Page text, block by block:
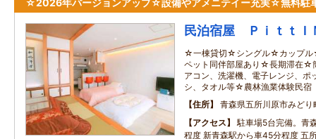
☆2026年バージョンアップ☆設備やアメニテイー充実☆無料駐
民泊宿屋 Ｐｉｔｔ
☆一棟貸切☆シングル☆カップ
ペット同伴部屋あり☆長期滞在☆
アコン、洗濯機、電子レンジ、ポ
シ、タオル等☆農林漁業体験民宿
住所
青森県五所川原市みどり
アクセス
駐車場5台完備。青
程度 新青森駅から車45分程度 五